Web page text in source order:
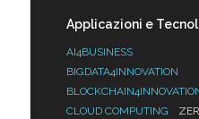
Applicazioni e
AI4BUSINESS
BIGDATA4INNOVATION
CLOUD COMPUTING